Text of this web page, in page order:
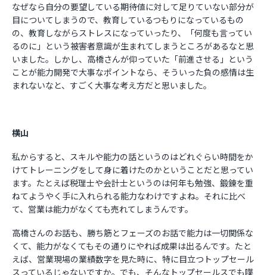
なぜなら自分の要望している期待値に対して足りていない部分が
目についてしまうので、教育しているつもりになっているもの
の、教育しながらストレスになっていったり、「何度も言ってい
るのに」という被害者意識が生まれてしまうところがあるなと思
いました。しかし、高橋さんが仰っていた「前進させる」という
ことが能力開発で大事なポイントなら、そういった負の感情は生
まれないなと、すごく大事な考え方だと思いました。
横山
私からすると、スキルや能力の話というのはどれぐらい時間をか
けてトレーニングをして身に着けたのかということだと思ってい
ます。たとえば税理士や会計士というのは何年も勉強、鍛錬を重
ねてようやく手に入れられる能力なわけですよね。それに比べ
て、営業は能力がなくても売れてしまうんです。
高橋さんのお話も、勝ち筋とフェーズのお話で能力は一切関係な
くて、能力がなくてもその通りにやれば成果は出るんです。たと
えば、営業現場の業績数字を見た時に、特に目立つトップセール
スっているじゃないですか。でも、そんなトップセールスでも喋